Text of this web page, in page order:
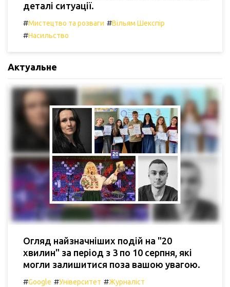
деталі ситуації.
#Мистецтво та розваги #Вільям Шекспір
#Насильство
Актуальне
Огляд найзначніших подій на "20
хвилин" за період з 3 по 10 серпня, які
могли залишитися поза вашою увагою.
#Google #Університет #Журналіст